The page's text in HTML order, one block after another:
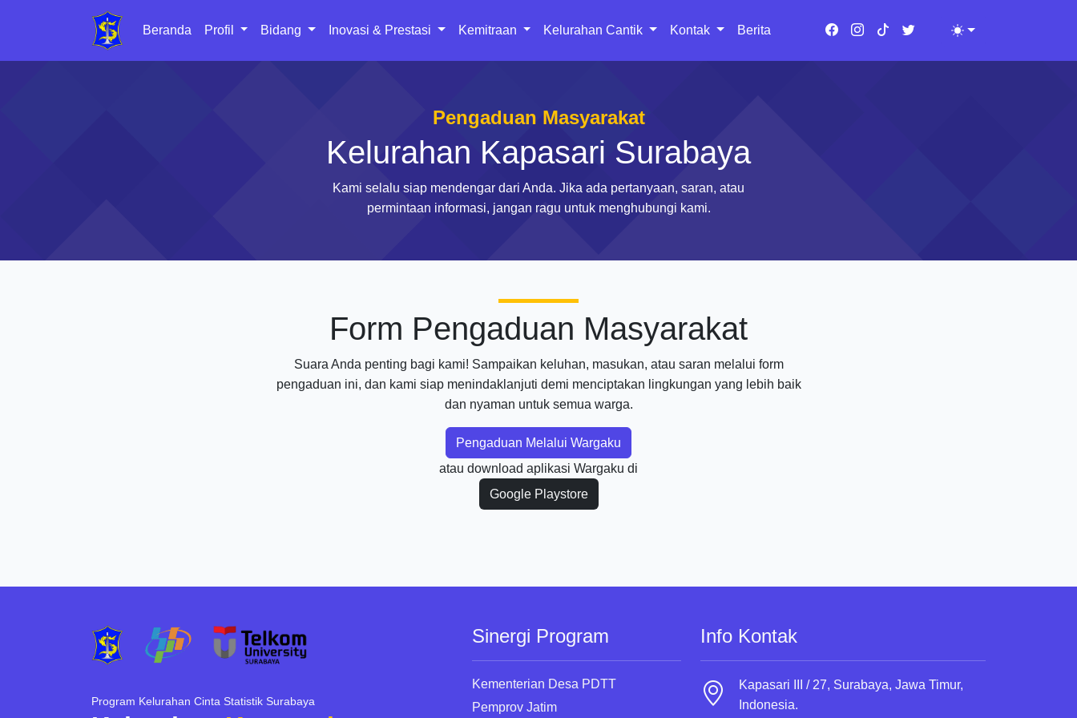
Beranda Profil Bidang Inovasi & Prestasi Kemitraan Kelurahan Cantik Kontak Berita
Toggle theme
Pengaduan Masyarakat
Kelurahan Kapasari Surabaya
Kami selalu siap mendengar dari Anda. Jika ada pertanyaan, saran, atau
permintaan informasi, jangan ragu untuk menghubungi kami.
Form Pengaduan Masyarakat
Suara Anda penting bagi kami! Sampaikan keluhan, masukan, atau saran melalui form
pengaduan ini, dan kami siap menindaklanjuti demi menciptakan lingkungan yang lebih baik
dan nyaman untuk semua warga.
Pengaduan Melalui Wargaku
atau download aplikasi Wargaku di
Google Playstore
Program Kelurahan Cinta Statistik Surabaya
Sinergi Program
Kementerian Desa PDTT
Pemprov Jatim
Info Kontak
Kapasari III / 27, Surabaya, Jawa Timur,
Indonesia.